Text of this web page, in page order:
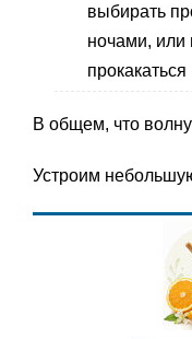
выбирать
ночами, или
В общем, что
Устроим